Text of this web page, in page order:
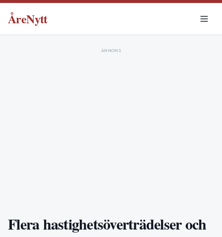
ÅreNytt
ANNONS
Flera hastighetsöverträdelser och